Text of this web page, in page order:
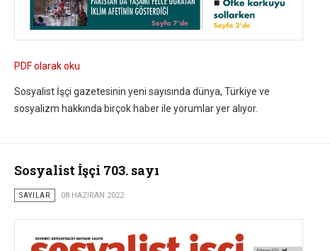
PDF olarak oku
Sosyalist İşçi gazetesinin yeni sayısında dünya, Türkiye ve
sosyalizm hakkında birçok haber ile yorumlar yer alıyor.
Sosyalist İşçi 703. sayı
SAYILAR 08 HAZIRAN 2022